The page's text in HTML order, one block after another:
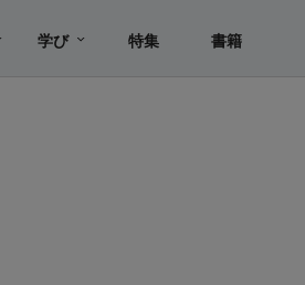
学び 特集 書籍